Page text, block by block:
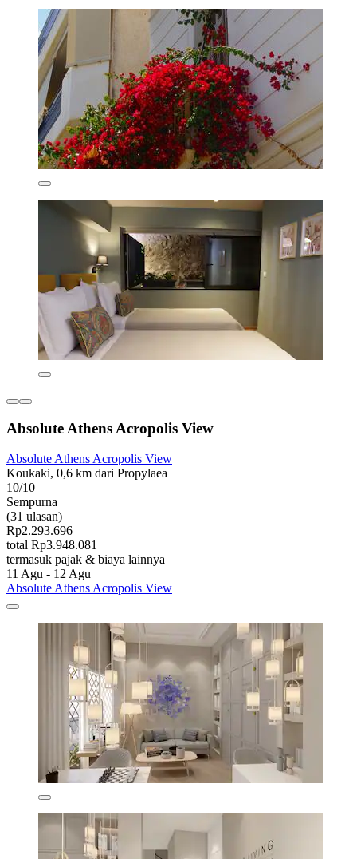
Absolute Athens Acropolis View
Absolute Athens Acropolis View
Koukaki, 0,6 km dari Propylaea
10/10
Sempurna
(31 ulasan)
Rp2.293.696
total Rp3.948.081
termasuk pajak & biaya lainnya
11 Agu - 12 Agu
Absolute Athens Acropolis View